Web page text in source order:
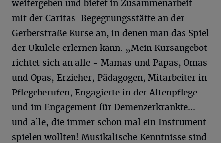
weitergeben und bietet in Zusammenarbeit
mit der Caritas-Begegnungsstätte an der
Gerberstraße Kurse an, in denen man das Spiel
der Ukulele erlernen kann. „Mein Kursangebot
richtet sich an alle - Mamas und Papas, Omas
und Opas, Erzieher, Pädagogen, Mitarbeiter in
Pflegeberufen, Engagierte in der Altenpflege
und im Engagement für Demenzerkrankte...
und alle, die immer schon mal ein Instrument
spielen wollten! Musikalische Kenntnisse sind